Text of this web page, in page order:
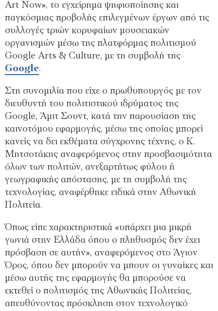
Art Now», το εγχείρημα ψηφιοποίησης και
παγκόσμιας προβολής επιλεγμένων έργων από τις
συλλογές τριών κορυφαίων μουσειακών
οργανισμών μέσω της πλατφόρμας πολιτισμού
Google Arts & Culture, με τη συμβολή της
Google.
Στη συνομιλία που είχε ο πρωθυπουργός με τον
διευθυντή του πολιτιστικού ιδρύματος της
Google, Άμιτ Σουντ, κατά την παρουσίαση της
καινοτόμου εφαρμογής, μέσω της οποίας μπορεί
κανείς να δει εκθέματα σύγχρονης τέχνης, ο Κ.
Μητσοτάκης αναφερόμενος στην προσβασιμότητα
όλων των πολιτών, ανεξαρτήτως φύλου ή
γεωγραφικής απόστασης, με τη συμβολή της
τεχνολογίας, αναφέρθηκε ειδικά στην Αθωνική
Πολιτεία.
Όπως είπε χαρακτηριστικά «υπάρχει μια μικρή
γωνιά στην Ελλάδα όπου ο πληθυσμός δεν έχει
πρόσβαση σε αυτήν», αναφερόμενος στο Άγιον
Όρος, όπου δεν μπορούν να μπουν οι γυναίκες και
μέσω αυτής της εφαρμογής θα μπορούσε να
εκτεθεί ο πολιτισμός της Αθωνικής Πολιτείας,
απευθύνοντας πρόσκληση στον τεχνολογικό